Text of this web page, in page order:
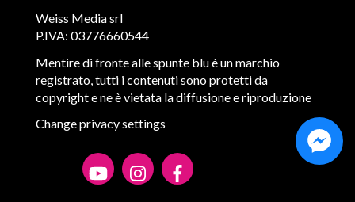
Weiss Media srl
P.IVA: 03776660544
Mentire di fronte alle spunte blu è un marchio
registrato, tutti i contenuti sono protetti da
copyright e ne è vietata la diffusione e riproduzione
Change privacy settings